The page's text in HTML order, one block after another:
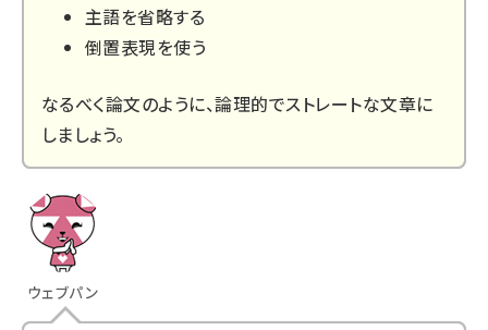
主語を省略する
倒置表現を使う
なるべく論文のように、論理的でストレートな文章に
しましょう。
ウェブパン